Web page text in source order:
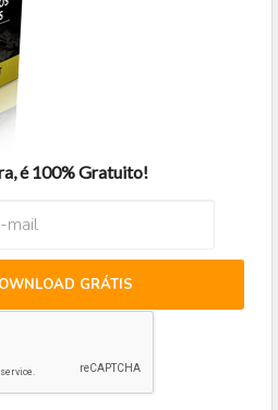
é 100% Gratuito!
GRÁTIS